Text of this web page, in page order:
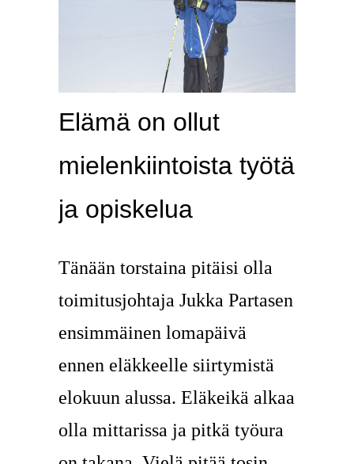
Elämä on ollut
mielenkiintoista työtä
ja opiskelua
Tänään torstaina pitäisi olla
toimitusjohtaja Jukka Partasen
ensimmäinen lomapäivä
ennen eläkkeelle siirtymistä
elokuun alussa. Eläkeikä alkaa
olla mittarissa ja pitkä työura